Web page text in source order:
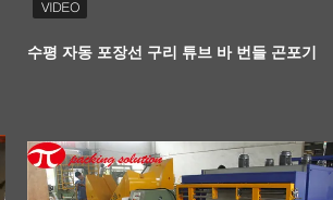
수평 자동 포장선 구리 튜브 바 번들 곤포기